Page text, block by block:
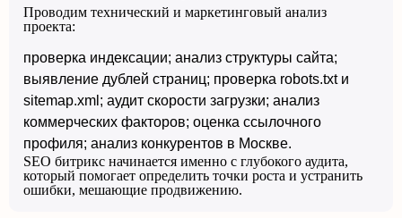
Проводим технический и маркетинговый анализ
проекта:
проверка индексации; анализ структуры сайта;
выявление дублей страниц; проверка robots.txt и
sitemap.xml; аудит скорости загрузки; анализ
коммерческих факторов; оценка ссылочного
профиля; анализ конкурентов в Москве.
SEO битрикс начинается именно с глубокого аудита,
который помогает определить точки роста и устранить
ошибки, мешающие продвижению.